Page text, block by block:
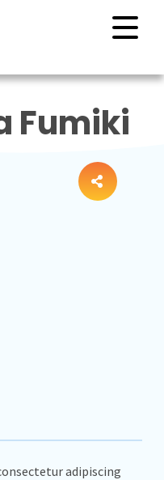
Fumiki
adipiscing